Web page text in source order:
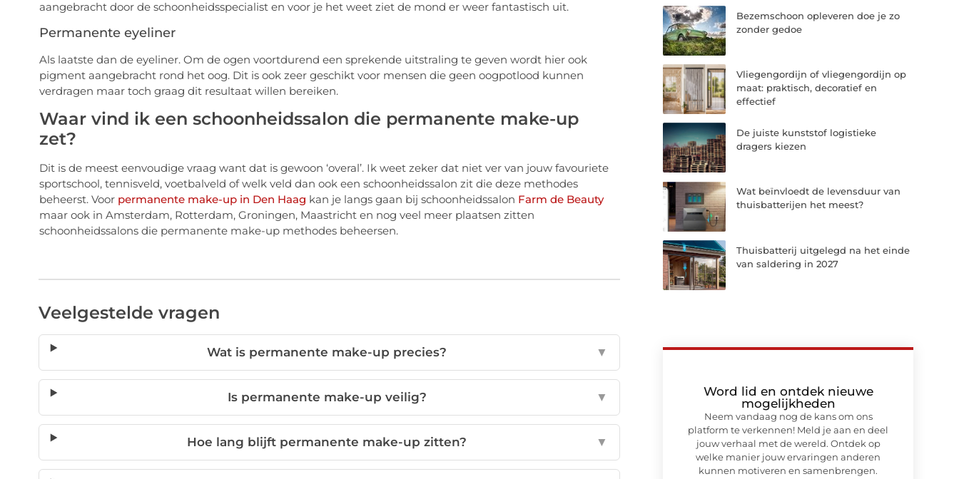
aangebracht door de schoonheidsspecialist en voor je het weet ziet de mond er weer fantastisch uit.
Permanente eyeliner
Als laatste dan de eyeliner. Om de ogen voortdurend een sprekende uitstraling te geven wordt hier ook
pigment aangebracht rond het oog. Dit is ook zeer geschikt voor mensen die geen oogpotlood kunnen
verdragen maar toch graag dit resultaat willen bereiken.
Waar vind ik een schoonheidssalon die permanente make-up
zet?
Dit is de meest eenvoudige vraag want dat is gewoon ‘overal’. Ik weet zeker dat niet ver van jouw favouriete
sportschool, tennisveld, voetbalveld of welk veld dan ook een schoonheidssalon zit die deze methodes
beheerst. Voor permanente make-up in Den Haag kan je langs gaan bij schoonheidssalon Farm de Beauty
maar ook in Amsterdam, Rotterdam, Groningen, Maastricht en nog veel meer plaatsen zitten
schoonheidssalons die permanente make-up methodes beheersen.
Veelgestelde vragen
Wat is permanente make-up precies? ▼
Is permanente make-up veilig? ▼
Hoe lang blijft permanente make-up zitten? ▼
Bezemschoon opleveren doe je zo
zonder gedoe
Vliegengordijn of vliegengordijn op
maat: praktisch, decoratief en
effectief
De juiste kunststof logistieke
dragers kiezen
Wat beïnvloedt de levensduur van
thuisbatterijen het meest?
Thuisbatterij uitgelegd na het einde
van saldering in 2027
Word lid en ontdek nieuwe
mogelijkheden
Neem vandaag nog de kans om ons
platform te verkennen! Meld je aan en deel
jouw verhaal met de wereld. Ontdek op
welke manier jouw ervaringen anderen
kunnen motiveren en samenbrengen.